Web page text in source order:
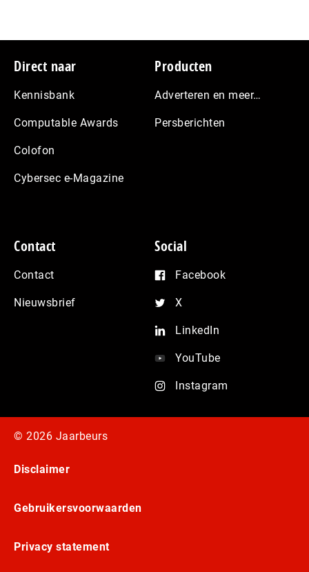
Footer
Direct naar
Kennisbank
Computable Awards
Colofon
Cybersec e-Magazine
Producten
Adverteren en meer…
Persberichten
Contact
Contact
Nieuwsbrief
Social
Facebook
X
LinkedIn
YouTube
Instagram
© 2026 Jaarbeurs
Disclaimer
Gebruikersvoorwaarden
Privacy statement